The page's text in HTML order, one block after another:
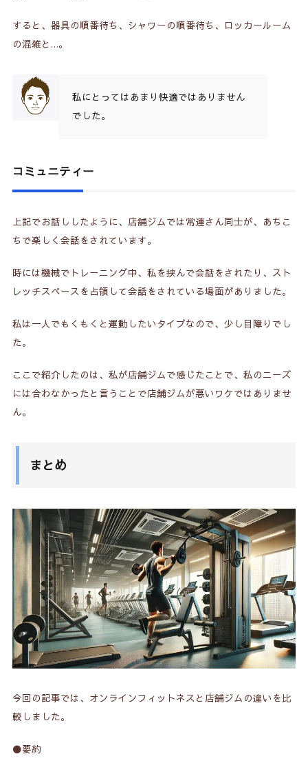
すると、器具の順番待ち、シャワーの順番待ち、ロッカールーム
の混雑と…。
私にとってはあまり快適ではありません
でした。
コミュニティー
上記でお話ししたように、店舗ジムでは常連さん同士が、あちこ
ちで楽しく会話をされています。
時には機械でトレーニング中、私を挟んで会話をされたり、スト
レッチスペースを占領して会話をされている場面がありました。
私は一人でもくもくと運動したいタイプなので、少し目障りでし
た。
ここで紹介したのは、私が店舗ジムで感じたことで、私のニーズ
には合わなかったと言うことで店舗ジムが悪いワケではありませ
ん。
まとめ
今回の記事では、オンラインフィットネスと店舗ジムの違いを比
較しました。
⚫️要約